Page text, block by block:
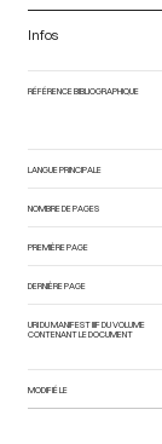
Infos
RÉFÉRENCE BIBLIOGRAPHIQUE
LANGUE PRINCIPALE
NOMBRE DE PAGES
PREMIÈRE PAGE
DERNIÈRE PAGE
URI DU MANIFEST IIIF DU VOLUME
CONTENANT LE DOCUMENT
MODIFIÉ LE